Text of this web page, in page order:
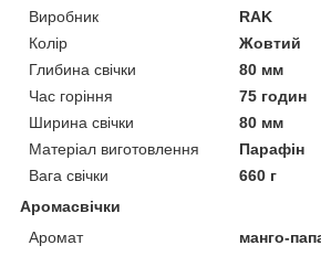
Виробник
RAK
Колір
Жовтий
Глибина свічки
80 мм
Час горіння
75 годин
Ширина свічки
80 мм
Матеріал виготовлення
Парафін
Вага свічки
660 г
Аромасвічки
Аромат
манго-